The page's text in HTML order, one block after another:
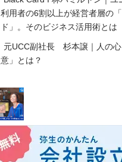
利用者の6割以上が経営者層の
ド」。そのビジネス活用術とは
元UCC副社長 杉本譲｜人の
意」とは？